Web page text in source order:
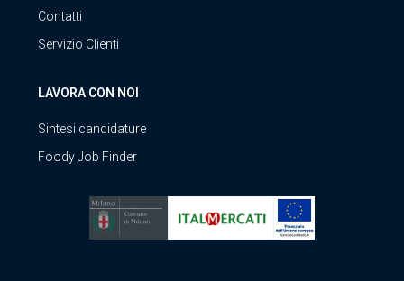
Contatti
Servizio Clienti
LAVORA CON NOI
Sintesi candidature
Foody Job Finder